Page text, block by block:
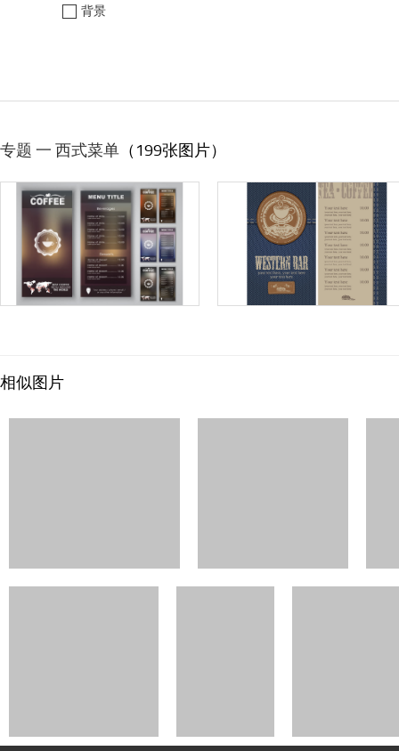
背景
专题 一 西式菜单 （199张图片）
相似图片